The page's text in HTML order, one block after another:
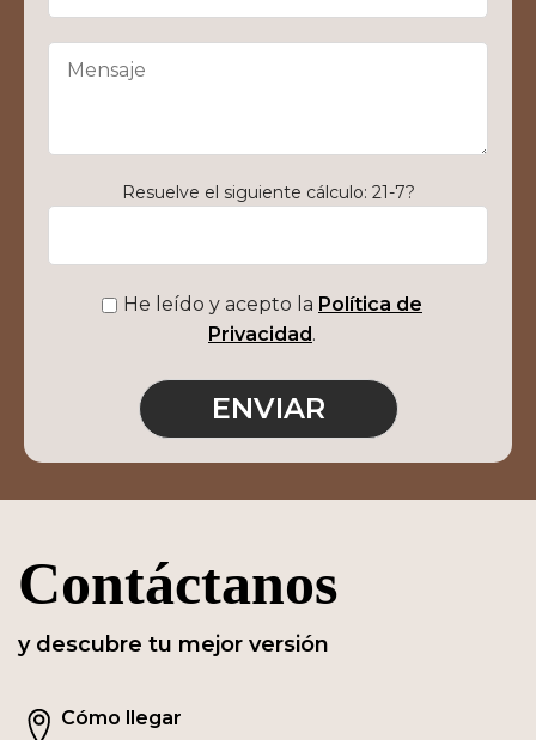
Resuelve el siguiente cálculo: 21-7?
He leído y acepto la Política de
Privacidad.
Contáctanos
y descubre tu mejor versión
Cómo llegar